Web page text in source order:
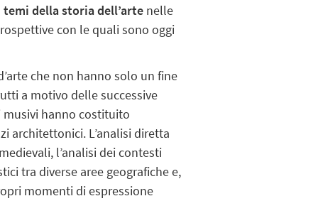
della storia dell’arte nelle
con le quali sono oggi
che non hanno solo un fine
a motivo delle successive
hanno costituito
architettonici. L’analisi diretta
l’analisi dei contesti
tra diverse aree geografiche e,
momenti di espressione